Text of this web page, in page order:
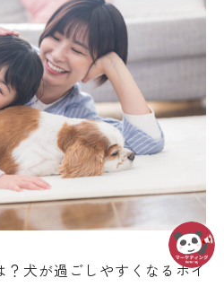
？犬が過ごしやすくなるポイ